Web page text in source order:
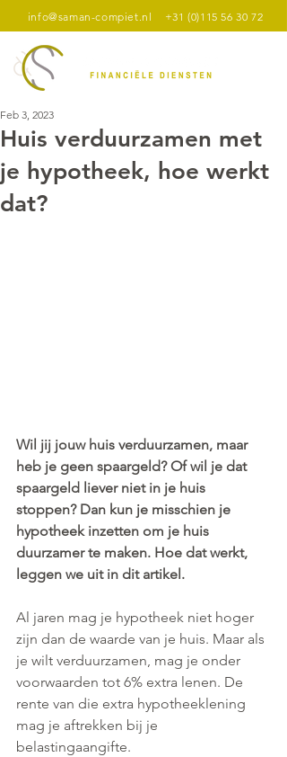
info@saman-compiet.nl +31 (0)115 56 30 72
Huis verduurzamen met
je hypotheek, hoe werkt
dat?
Feb 3, 2023
Wil jij jouw huis verduurzamen, maar
heb je geen spaargeld? Of wil je dat
spaargeld liever niet in je huis
stoppen? Dan kun je misschien je
hypotheek inzetten om je huis
duurzamer te maken. Hoe dat werkt,
leggen we uit in dit artikel.
Al jaren mag je hypotheek niet hoger
zijn dan de waarde van je huis. Maar als
je wilt verduurzamen, mag je onder
voorwaarden tot 6% extra lenen. De
rente van die extra hypotheeklening
mag je aftrekken bij je
belastingaangifte.